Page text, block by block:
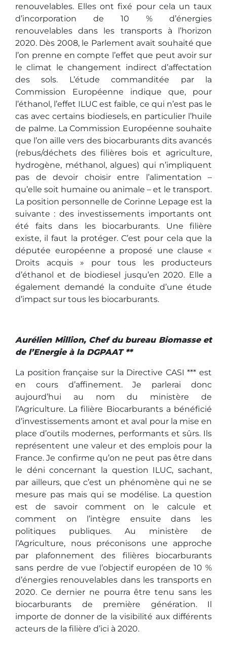
renouvelables. Elles ont fixé pour cela un taux
d’incorporation de 10 % d’énergies
renouvelables dans les transports à l’horizon
2020. Dès 2008, le Parlement avait souhaité que
l’on prenne en compte l’effet que peut avoir sur
le climat le changement indirect d’affectation
des sols. L’étude commanditée par la
Commission Européenne indique que, pour
l’éthanol, l’effet ILUC est faible, ce qui n’est pas le
cas avec certains biodiesels, en particulier l’huile
de palme. La Commission Européenne souhaite
que l’on aille vers des biocarburants dits avancés
(rebus/déchets des filières bois et agriculture,
hydrogène, méthanol, algues) qui n’impliquent
pas de devoir choisir entre l’alimentation –
qu’elle soit humaine ou animale – et le transport.
La position personnelle de Corinne Lepage est la
suivante : des investissements importants ont
été faits dans les biocarburants. Une filière
existe, il faut la protéger. C’est pour cela que la
députée européenne a proposé une clause «
Droits acquis » pour tous les producteurs
d’éthanol et de biodiesel jusqu’en 2020. Elle a
également demandé la conduite d’une étude
d’impact sur tous les biocarburants.
Aurélien Million, Chef du bureau Biomasse et
de l’Energie à la DGPAAT **
La position française sur la Directive CASI *** est
en cours d’affinement. Je parlerai donc
aujourd’hui au nom du ministère de
l’Agriculture. La filière Biocarburants a bénéficié
d’investissements amont et aval pour la mise en
place d’outils modernes, performants et sûrs. Ils
représentent une valeur et des emplois pour la
France. Je confirme qu’on ne peut pas être dans
le déni concernant la question ILUC, sachant,
par ailleurs, que c’est un phénomène qui ne se
mesure pas mais qui se modélise. La question
est de savoir comment on le calcule et
comment on l’intègre ensuite dans les
politiques publiques. Au ministère de
l’Agriculture, nous préconisons une approche
par plafonnement des filières biocarburants
sans perdre de vue l’objectif européen de 10 %
d’énergies renouvelables dans les transports en
2020. Ce dernier ne pourra être tenu sans les
biocarburants de première génération. Il
importe de donner de la visibilité aux différents
acteurs de la filière d’ici à 2020.